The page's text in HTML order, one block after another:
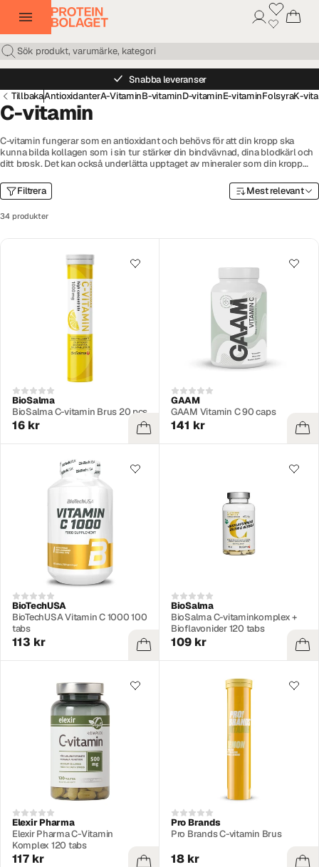
Snabba leveranser
TillbakaAntioxidanterA-VitaminB-vitaminD-vitaminE-vitaminFolsyraK-
C-vitamin
C-vitamin fungerar som en antioxidant och behövs för att din kropp ska
kunna bilda kollagen som i sin tur stärker din bindvävnad, dina blodkärl och
ditt brosk. Det kan också underlätta upptaget av mineraler som din kropp
kosttillskott med C-vitamin i form av tabletter, kapslar och pulver. Välj bland
kända märken som GAAM, Elexir Pharma, Better You och många fler.
Filtrera
34 produkter
Mest relevant
BioSalma
BioSalma C-vitamin Brus 20 pcs
16 kr
GAAM
GAAM Vitamin C 90 caps
141 kr
BioTechUSA
BioTechUSA Vitamin C 1000 100
tabs
113 kr
BioSalma
BioSalma C-vitaminkomplex +
Bioflavonider 120 tabs
109 kr
Elexir Pharma
Elexir Pharma C-Vitamin
Komplex 120 tabs
117 kr
Pro Brands
Pro Brands C-vitamin Brus
18 kr